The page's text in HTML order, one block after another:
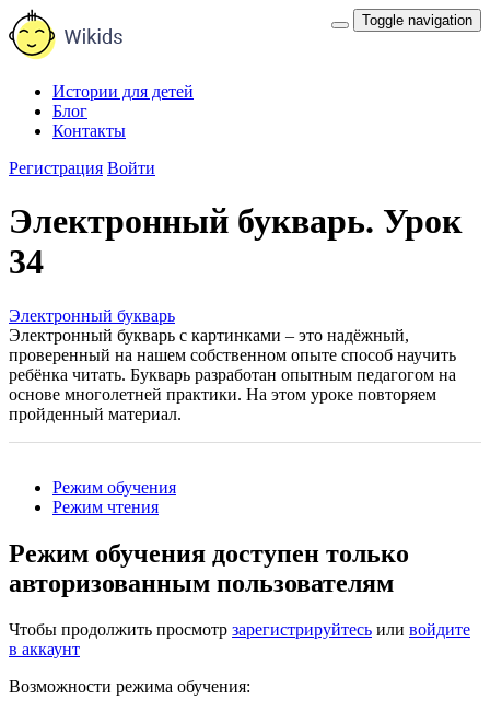
Toggle navigation
Истории для детей
Блог
Контакты
Регистрация Войти
Электронный букварь. Урок
34
Электронный букварь
Электронный букварь с картинками – это надёжный,
проверенный на нашем собственном опыте способ научить
ребёнка читать. Букварь разработан опытным педагогом на
основе многолетней практики. На этом уроке повторяем
пройденный материал.
Режим обучения
Режим чтения
Режим обучения доступен только
авторизованным пользователям
Чтобы продолжить просмотр зарегистрируйтесь или войдите
в аккаунт
Возможности режима обучения: